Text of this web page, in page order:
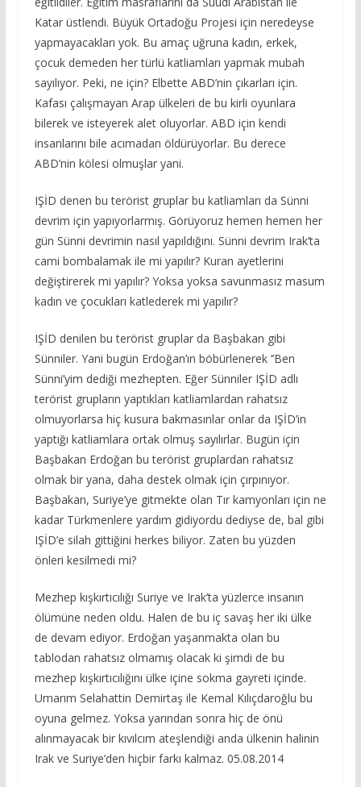
Katar üstlendi. Büyük Ortadoğu Projesi için neredeyse
yapmayacakları yok. Bu amaç uğruna kadın, erkek,
çocuk demeden her türlü katliamları yapmak mubah
sayılıyor. Peki, ne için? Elbette ABD’nin çıkarları için.
Kafası çalışmayan Arap ülkeleri de bu kirli oyunlara
bilerek ve isteyerek alet oluyorlar. ABD için kendi
insanlarını bile acımadan öldürüyorlar. Bu derece
ABD’nin kölesi olmuşlar yani.
IŞİD denen bu terörist gruplar bu katliamları da Sünni
devrim için yapıyorlarmış. Görüyoruz hemen hemen her
gün Sünni devrimin nasıl yapıldığını. Sünni devrim Irak’ta
cami bombalamak ile mi yapılır? Kuran ayetlerini
değiştirerek mi yapılır? Yoksa yoksa savunmasız masum
kadın ve çocukları katlederek mi yapılır?
IŞİD denilen bu terörist gruplar da Başbakan gibi
Sünniler. Yani bugün Erdoğan’ın böbürlenerek ’’Ben
Sünni’yim dediği mezhepten. Eğer Sünniler IŞİD adlı
terörist grupların yaptıkları katliamlardan rahatsız
olmuyorlarsa hiç kusura bakmasınlar onlar da IŞİD’in
yaptığı katliamlara ortak olmuş sayılırlar. Bugün için
Başbakan Erdoğan bu terörist gruplardan rahatsız
olmak bir yana, daha destek olmak için çırpınıyor.
Başbakan, Suriye’ye gitmekte olan Tır kamyonları için ne
kadar Türkmenlere yardım gidiyordu dediyse de, bal gibi
IŞİD’e silah gittiğini herkes biliyor. Zaten bu yüzden
önleri kesilmedi mi?
Mezhep kışkırtıcılığı Suriye ve Irak’ta yüzlerce insanın
ölümüne neden oldu. Halen de bu iç savaş her iki ülke
de devam ediyor. Erdoğan yaşanmakta olan bu
tablodan rahatsız olmamış olacak ki şimdi de bu
mezhep kışkırtıcılığını ülke içine sokma gayreti içinde.
Umarım Selahattin Demirtaş ile Kemal Kılıçdaroğlu bu
oyuna gelmez. Yoksa yarından sonra hiç de önü
alınmayacak bir kıvılcım ateşlendiği anda ülkenin halinin
Irak ve Suriye’den hiçbir farkı kalmaz. 05.08.2014